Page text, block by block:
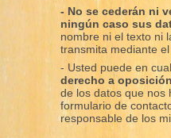
- No se cederán ni
ningún caso sus
nombre ni el texto ni
transmita mediante
- Usted puede en
derecho a
de los datos que nos
formulario de
responsable de los